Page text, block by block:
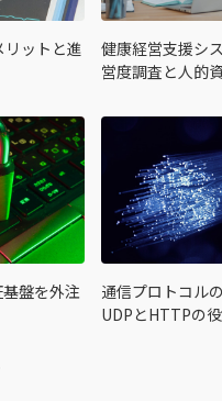
リットと進
健康経営支援シ
営度調査と人的
盤を外注
通信プロトコル
UDPとHTTPの